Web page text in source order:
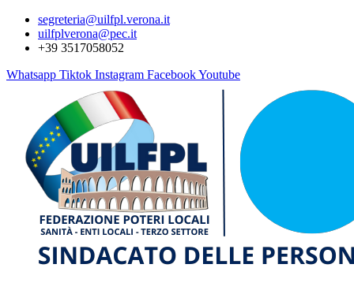
segreteria@uilfpl.verona.it
uilfplverona@pec.it
+39 3517058052
Whatsapp Tiktok Instagram FacebookYoutube